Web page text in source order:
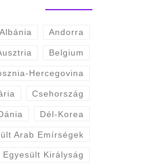
Albánia Andorra
Belgium
Hercegovina
Csehország
Dél-Korea
Arab Emírségek
Egyesült Királyság